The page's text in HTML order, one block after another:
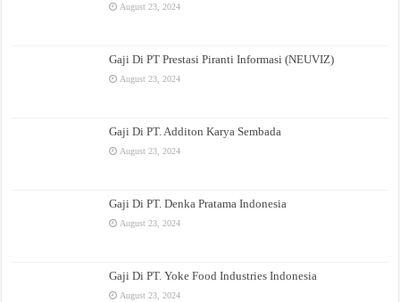
August 23, 2024
Gaji Di PT Prestasi Piranti Informasi (NEUVIZ)
August 23, 2024
Gaji Di PT. Additon Karya Sembada
August 23, 2024
Gaji Di PT. Denka Pratama Indonesia
August 23, 2024
Gaji Di PT. Yoke Food Industries Indonesia
August 23, 2024